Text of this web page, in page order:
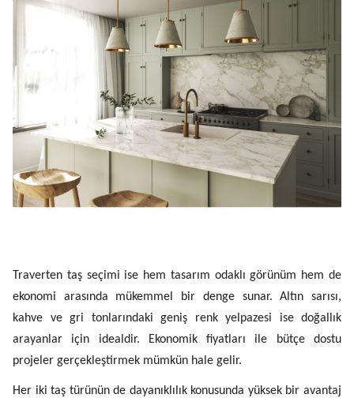
Traverten taş seçimi ise hem tasarım odaklı görünüm hem de
ekonomi arasında mükemmel bir denge sunar. Altın sarısı,
kahve ve gri tonlarındaki geniş renk yelpazesi ise doğallık
arayanlar için idealdir. Ekonomik fiyatları ile bütçe dostu
projeler gerçekleştirmek mümkün hale gelir.
Her iki taş türünün de dayanıklılık konusunda yüksek bir avantaj